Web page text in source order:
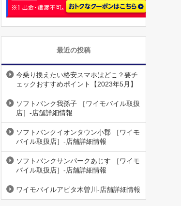
最近の投稿
今乗り換えたい格安スマホはどこ？要チ
ェックおすすめポイント【2023年5月】
ソフトバンク我孫子 ［ワイモバイル取扱
店］-店舗詳細情報
ソフトバンクイオンタウン小郡 ［ワイモ
バイル取扱店］-店舗詳細情報
ソフトバンクサンパークあじす ［ワイモ
バイル取扱店］-店舗詳細情報
ワイモバイルアピタ木曽川-店舗詳細情報